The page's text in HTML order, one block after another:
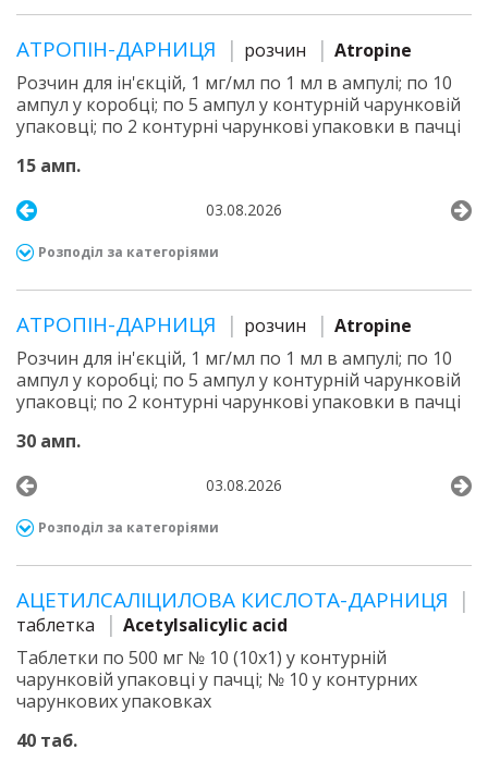
АТРОПІН-ДАРНИЦЯ розчин
Atropine
Розчин для ін'єкцій, 1 мг/мл по 1 мл в ампулі; по 10
ампул у коробці; по 5 ампул у контурній чарунковій
упаковці; по 2 контурні чарункові упаковки в пачці
15 амп.
03.08.2026
Розподіл за категоріями
АТРОПІН-ДАРНИЦЯ розчин
Atropine
Розчин для ін'єкцій, 1 мг/мл по 1 мл в ампулі; по 10
ампул у коробці; по 5 ампул у контурній чарунковій
упаковці; по 2 контурні чарункові упаковки в пачці
30 амп.
03.08.2026
Розподіл за категоріями
АЦЕТИЛСАЛІЦИЛОВА КИСЛОТА-ДАРНИЦЯ
таблетка
Acetylsalicylic acid
Таблетки по 500 мг № 10 (10х1) у контурній
чарунковій упаковці у пачці; № 10 у контурних
чарункових упаковках
40 таб.